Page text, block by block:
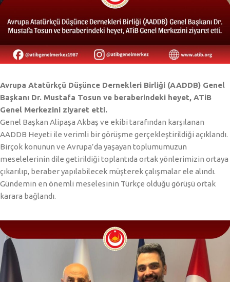
Avrupa Atatürkçü Düşünce Dernekleri Birliği (AADDB) Genel
Başkanı Dr. Mustafa Tosun ve beraberindeki heyet, ATiB
Genel Merkezini ziyaret etti.
Genel Başkan Alipaşa Akbaş ve ekibi tarafından karşılanan
AADDB Heyeti ile verimli bir görüşme gerçekleştirildiği açıklandı.
Birçok konunun ve Avrupa’da yaşayan toplumumuzun
meselelerinin dile getirildiği toplantıda ortak yönlerimizin ortaya
çıkarılıp, beraber yapılabilecek müşterek çalışmalar ele alındı.
Gündemin en önemli meselesinin Türkçe olduğu görüşü ortak
karara bağlandı.